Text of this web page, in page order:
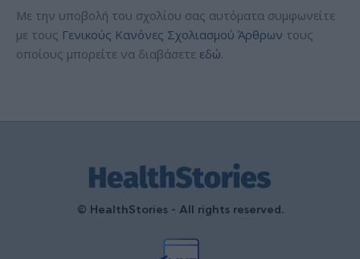
Με την υποβολή του σχολίου σας αυτόματα συμφωνείτε
με τους Γενικούς Κανόνες Σχολιασμού Άρθρων τους
οποίους μπορείτε να διαβάσετε εδώ.
© HealthStories - All rights reserved.